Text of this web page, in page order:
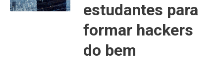
estudantes para
formar hackers
do bem